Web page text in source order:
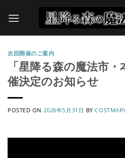
次回開催のご案内
「星降る森の魔法市
催決定のお知らせ
POSTED ON 2026年5月31日 BY